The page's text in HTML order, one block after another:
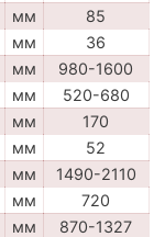
мм
85
мм
36
мм
980-1600
мм
520-680
мм
170
мм
52
мм
1490-2110
мм
720
мм
870-1327